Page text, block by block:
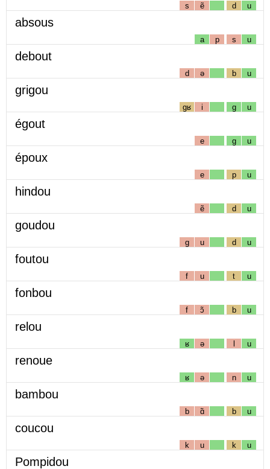
s ẽ d u
absous
a p s u
debout
d ə b u
grigou
gʁ i g u
égout
e g u
époux
e p u
hindou
ẽ d u
goudou
g u d u
foutou
f u t u
fonbou
f ɔ̃ b u
relou
ʁ ə l u
renoue
ʁ ə n u
bambou
b ɑ̃ b u
coucou
k u k u
Pompidou